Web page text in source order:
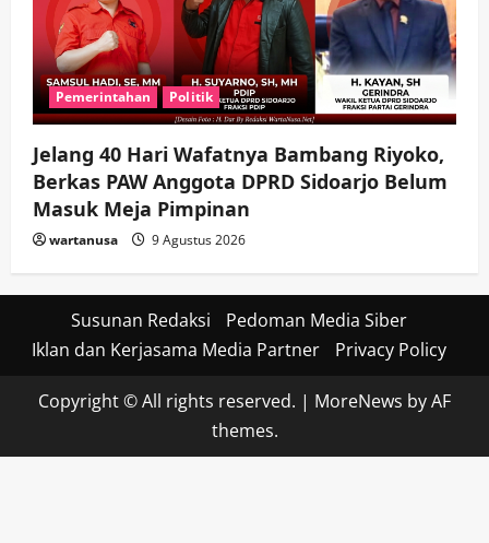
Pemerintahan Politik
Jelang 40 Hari Wafatnya Bambang Riyoko,
Berkas PAW Anggota DPRD Sidoarjo Belum
Masuk Meja Pimpinan ​
wartanusa 9 Agustus 2026
Susunan Redaksi
Pedoman Media Siber
Iklan dan Kerjasama Media Partner
Privacy Policy
Copyright © All rights reserved. | MoreNews by AF
themes.